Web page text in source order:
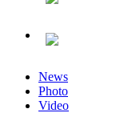
News
Photo
Video